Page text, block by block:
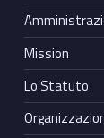
Mission
Lo Statuto